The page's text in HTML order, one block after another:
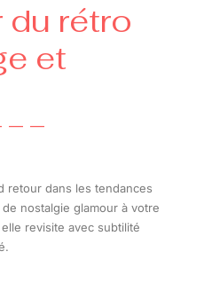
du rétro
et
retour dans les tendances
nostalgie glamour à votre
revisite avec subtilité